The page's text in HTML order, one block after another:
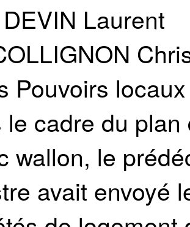
Laurent
Pouvoirs
le cadre du
wallon, le
avait envoyé